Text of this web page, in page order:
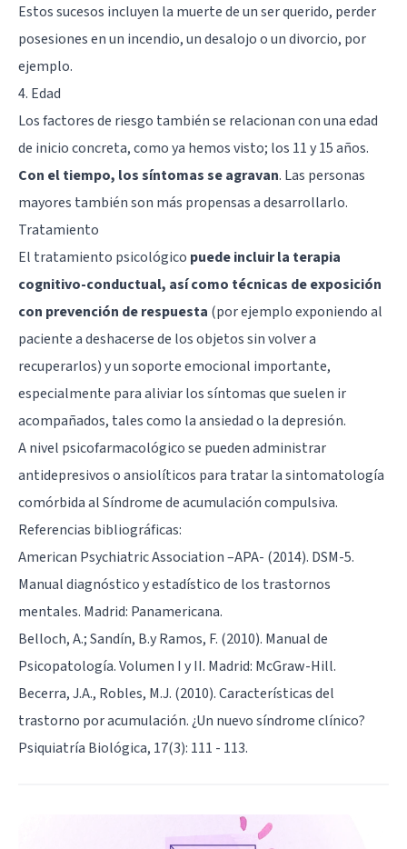
Estos sucesos incluyen la muerte de un ser querido, perder
posesiones en un incendio, un desalojo o un divorcio, por
ejemplo.
4. Edad
Los factores de riesgo también se relacionan con una edad
de inicio concreta, como ya hemos visto; los 11 y 15 años.
Con el tiempo, los síntomas se agravan. Las personas
mayores también son más propensas a desarrollarlo.
Tratamiento
El tratamiento psicológico puede incluir la terapia
cognitivo-conductual, así como técnicas de exposición
con prevención de respuesta (por ejemplo exponiendo al
paciente a deshacerse de los objetos sin volver a
recuperarlos) y un soporte emocional importante,
especialmente para aliviar los síntomas que suelen ir
acompañados, tales como la ansiedad o la depresión.
A nivel psicofarmacológico se pueden administrar
antidepresivosoansiolíticos para tratar la sintomatología
comórbida al Síndrome de acumulación compulsiva.
Referencias bibliográficas:
American Psychiatric Association –APA- (2014). DSM-5.
Manual diagnóstico y estadístico de los trastornos
mentales. Madrid: Panamericana.
Belloch, A.; Sandín, B.y Ramos, F. (2010). Manual de
Psicopatología. Volumen I y II. Madrid: McGraw-Hill.
Becerra, J.A., Robles, M.J. (2010). Características del
trastorno por acumulación. ¿Un nuevo síndrome clínico?
Psiquiatría Biológica, 17(3): 111 - 113.